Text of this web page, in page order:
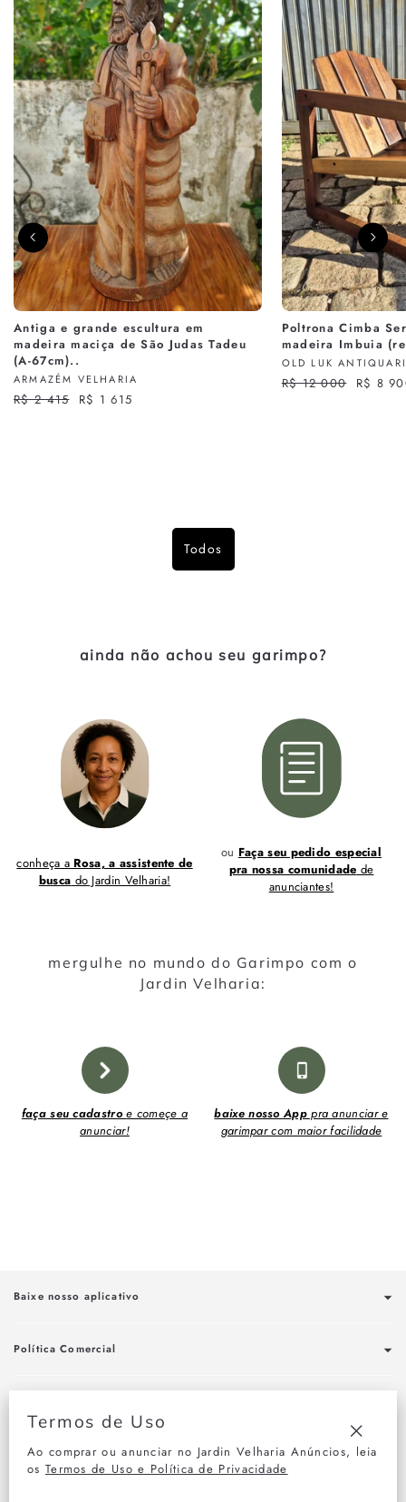
Antiga e grande escultura em
madeira maciça de São Judas Tadeu
(A-67cm)..
ARMAZÉM VELHARIA
Preço
R$ 2 415
Preço
R$ 1 615
Poltrona Cimba
madeira Imbuia
OLD LUK
Preço
R$ 12 000
Preço
R$ 8
Todos
ainda não achou seu garimpo?
conheça a Rosa, a assistente de
busca do Jardin Velharia!
ou Faça seu pedido especial
pra nossa comunidade de
anunciantes!
mergulhe no mundo do Garimpo com o
Jardin Velharia:
faça seu cadastroe começe a
anunciar!
baixe nosso Apppra anunciar e
garimpar com maior facilidade
Baixe nosso aplicativo
Política Comercial
Assine nossa newsletter
Termos de Uso
Ao comprar ou anunciar no Jardin Velharia Anúncios, leia
os Termos de Uso e Política de Privacidade
"Fechar